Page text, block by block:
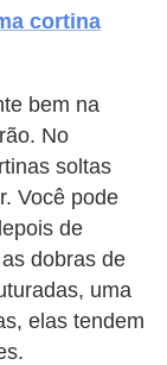
cortina
bem na
No
soltas
Você pode
de
dobras de
uma
elas tendem